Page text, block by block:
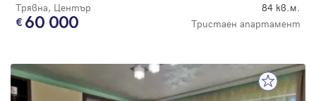
Трявна, Център 84 кв.м.
60 000 Тристаен апартамент